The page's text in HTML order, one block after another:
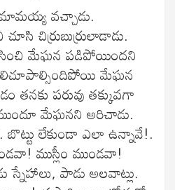
మామయ్య వచ్చాడు.
చిర్రుబుర్రులాడాడు.
మేఘన పడిపోయిందని
మేఘన
పరువు తక్కువగా
మేఘనని అరిచాడు.
బొట్టు లేకుండా ఎలా ఉన్నావే!.
ముస్లీం ముండవా!
స్నేహాలు, పాడు అలవాట్లు.